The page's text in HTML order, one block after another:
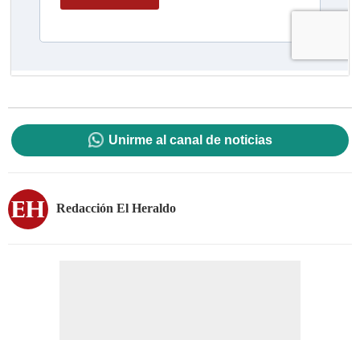
Unirme al canal de noticias
Redacción El Heraldo